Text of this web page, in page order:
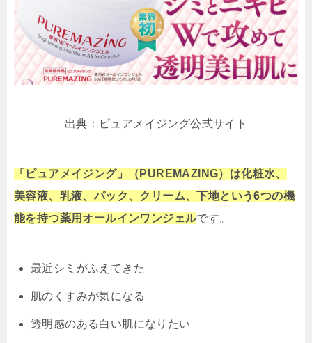
出典：ピュアメイジング公式サイト
「ピュアメイジング」（PUREMAZING）は化粧水、
美容液、乳液、パック、クリーム、下地という6つの機
能を持つ薬用オールインワンジェルです。
最近シミがふえてきた
肌のくすみが気になる
透明感のある白い肌になりたい